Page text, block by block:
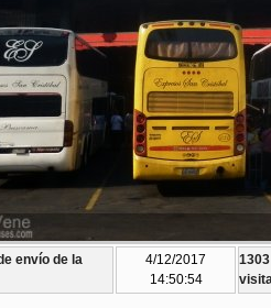
envío de la
4/12/2017
14:50:54
1303